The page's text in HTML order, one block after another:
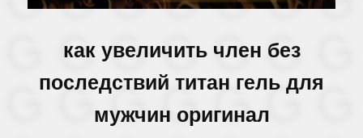
как увеличить член без
последствий титан гель для
мужчин оригинал